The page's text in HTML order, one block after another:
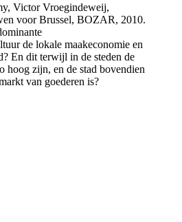
Victor Vroegindeweij,
voor Brussel, BOZAR, 2010.
de lokale maakeconomie en
En dit terwijl in de steden de
hoog zijn, en de stad bovendien
van goederen is?